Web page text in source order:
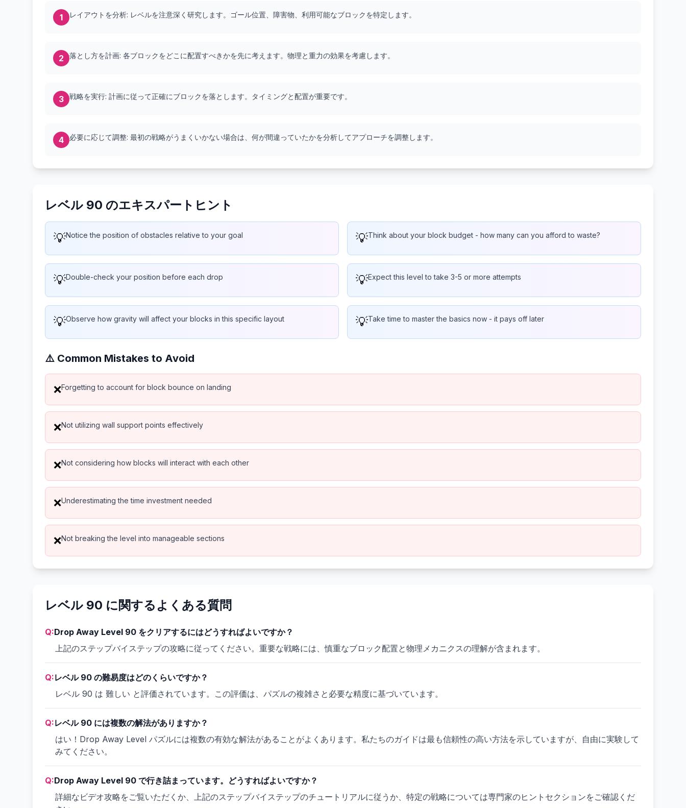
1 レイアウトを分析: レベルを注意深く研究します。ゴール位置、障害物、利用可能なブロックを特定します。
2 落とし方を計画: 各ブロックをどこに配置すべきかを先に考えます。物理と重力の効果を考慮します。
3 戦略を実行: 計画に従って正確にブロックを落とします。タイミングと配置が重要です。
4 必要に応じて調整: 最初の戦略がうまくいかない場合は、何が間違っていたかを分析してアプローチを調整します。
レベル 90 のエキスパートヒント
💡Notice the position of obstacles relative to your goal 💡Think about your block budget - how many can you afford to waste?
💡Double-check your position before each drop 💡Expect this level to take 3-5 or more attempts
💡Observe how gravity will affect your blocks in this specific layout 💡Take time to master the basics now - it pays off later
⚠️ Common Mistakes to Avoid
❌Forgetting to account for block bounce on landing
❌Not utilizing wall support points effectively
❌Not considering how blocks will interact with each other
❌Underestimating the time investment needed
❌Not breaking the level into manageable sections
レベル 90 に関するよくある質問
Q:Drop Away Level 90 をクリアするにはどうすればよいですか？
上記のステップバイステップの攻略に従ってください。重要な戦略には、慎重なブロック配置と物理メカニクスの理解が含まれます。
Q:レベル 90 の難易度はどのくらいですか？
レベル 90 は 難しい と評価されています。この評価は、パズルの複雑さと必要な精度に基づいています。
Q:レベル 90 には複数の解法がありますか？
はい！Drop Away Level パズルには複数の有効な解法があることがよくあります。私たちのガイドは最も信頼性の高い方法を示していますが、自由に実験して
みてください。
Q:Drop Away Level 90 で行き詰まっています。どうすればよいですか？
詳細なビデオ攻略をご覧いただくか、上記のステップバイステップのチュートリアルに従うか、特定の戦略については専門家のヒントセクションをご確認くだ